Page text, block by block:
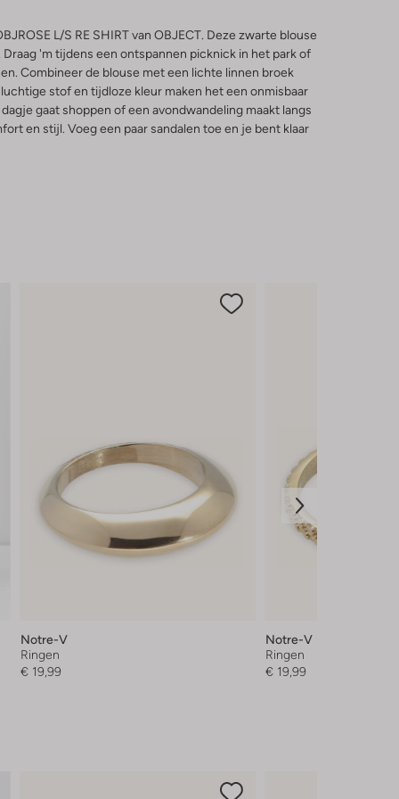
L/S RE SHIRT van OBJECT. Deze zwarte blouse
'm tijdens een ontspannen picknick in het park of
Combineer de blouse met een lichte linnen broek
stof en tijdloze kleur maken het een onmisbaar
gaat shoppen of een avondwandeling maakt langs
en stijl. Voeg een paar sandalen toe en je bent klaar
Notre-V
Ringen
€ 19,99
Notre-V
Ringen
€ 19,99